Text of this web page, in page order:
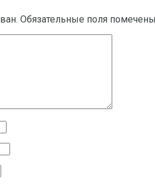
Обязательные поля помечены